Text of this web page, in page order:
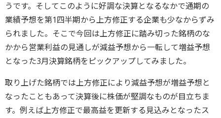
うです。そしてこのように好調な決算となるなかで通期の
業績予想を第1四半期から上方修正する企業も少なからずみ
られました。そこで今回は上方修正に踏み切った銘柄のな
かから営業利益の見通しが減益予想から一転して増益予想
となった3月決算銘柄をピックアップしてみました。
取り上げた銘柄では上方修正により減益予想が増益予想と
なったこともあって決算後に株価が堅調なものが目立ちま
す。例えば上方修正で最高益を更新する見込みとなったス